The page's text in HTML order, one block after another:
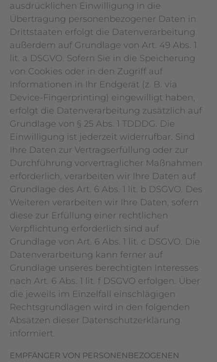
ausdrücklichen Einwilligung in die
Übertragung personenbezogener Daten in
Drittstaaten erfolgt die Datenverarbeitung
außerdem auf Grundlage von Art. 49 Abs. 1
lit. a DSGVO. Sofern Sie in die Speicherung
von Cookies oder in den Zugriff auf
Informationen in Ihr Endgerät (z. B. via
Device-Fingerprinting) eingewilligt haben,
erfolgt die Datenverarbeitung zusätzlich auf
Grundlage von § 25 Abs. 1 TDDDG. Die
Einwilligung ist jederzeit widerrufbar. Sind
Ihre Daten zur Vertragserfüllung oder zur
Durchführung vorvertraglicher Maßnahmen
erforderlich, verarbeiten wir Ihre Daten auf
Grundlage des Art. 6 Abs. 1 lit. b DSGVO. Des
Weiteren verarbeiten wir Ihre Daten, sofern
diese zur Erfüllung einer rechtlichen
Verpflichtung erforderlich sind auf
Grundlage von Art. 6 Abs. 1 lit. c DSGVO. Die
Datenverarbeitung kann ferner auf
Grundlage unseres berechtigten Interesses
nach Art. 6 Abs. 1 lit. f DSGVO erfolgen. Über
die jeweils im Einzelfall einschlägigen
Rechtsgrundlagen wird in den folgenden
Absätzen dieser Datenschutzerklärung
informiert.
EMPFÄNGER VON PERSONENBEZOGENEN